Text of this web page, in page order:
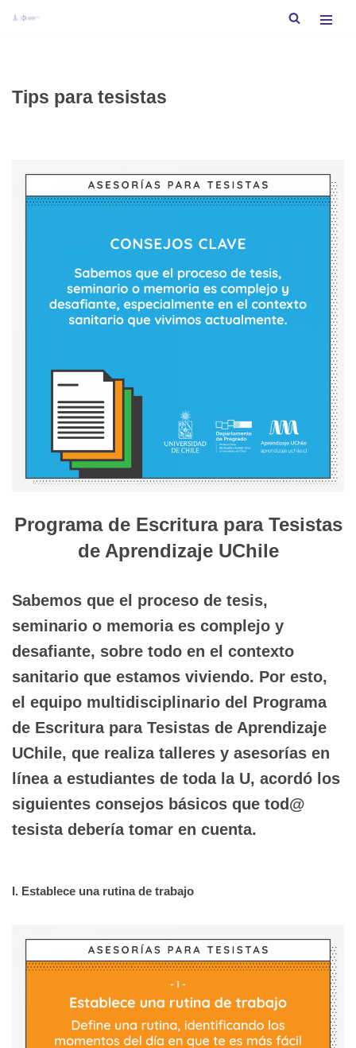
Tips para tesistas
Programa de Escritura para Tesistas
de Aprendizaje UChile
Sabemos que el proceso de tesis,
seminario o memoria es complejo y
desafiante, sobre todo en el contexto
sanitario que estamos viviendo. Por esto,
el equipo multidisciplinario del Programa
de Escritura para Tesistas de Aprendizaje
UChile, que realiza talleres y asesorías en
línea a estudiantes de toda la U, acordó los
siguientes consejos básicos que tod@
tesista debería tomar en cuenta.
I. Establece una rutina de trabajo